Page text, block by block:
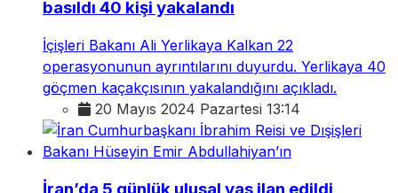
basıldı 40 kişi yakalandı
İçişleri Bakanı Ali Yerlikaya Kalkan 22
operasyonunun ayrıntılarını duyurdu. Yerlikaya 40
göçmen kaçakçısının yakalandığını açıkladı.
20 Mayıs 2024 Pazartesi 13:14